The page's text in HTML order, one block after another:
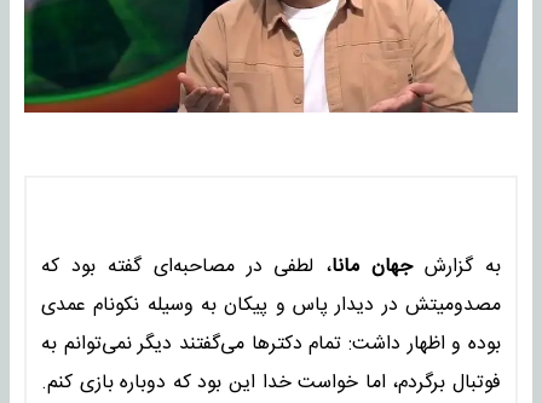
به گزارشجهان مانا، لطفی در مصاحبه‌ای گفته بود که
مصدومیتش در دیدار پاس و پیکان به وسیله نکونام عمدی
بوده و اظهار داشت: تمام دکتر‌ها می‌گفتند دیگر نمی‌توانم به
فوتبال برگردم، اما خواست خدا این بود که دوباره بازی کنم.